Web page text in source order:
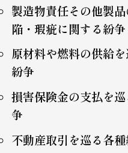
製造物責任その他製
陥・瑕疵に関する紛争
原材料や燃料の供給を
紛争
損害保険金の支払を
争
不動産取引を巡る各